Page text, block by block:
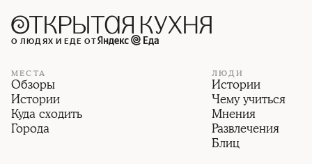
О ЛЮДЯХ И ЕДЕ ОТ
МЕСТА
Обзоры
Истории
Куда сходить
Города
ЛЮДИ
Истории
Чему учиться
Мнения
Развлечения
Блиц